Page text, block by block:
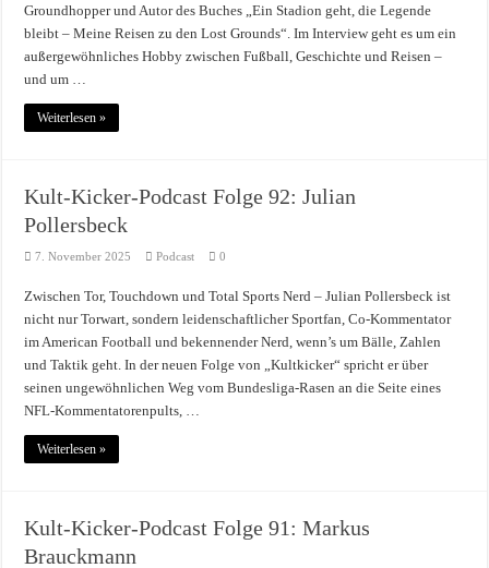
Groundhopper und Autor des Buches „Ein Stadion geht, die Legende
bleibt – Meine Reisen zu den Lost Grounds“. Im Interview geht es um ein
außergewöhnliches Hobby zwischen Fußball, Geschichte und Reisen –
und um …
Weiterlesen »
Kult-Kicker-Podcast Folge 92: Julian
Pollersbeck
7. November 2025 Podcast 0
Zwischen Tor, Touchdown und Total Sports Nerd – Julian Pollersbeck ist
nicht nur Torwart, sondern leidenschaftlicher Sportfan, Co-Kommentator
im American Football und bekennender Nerd, wenn’s um Bälle, Zahlen
und Taktik geht. In der neuen Folge von „Kultkicker“ spricht er über
seinen ungewöhnlichen Weg vom Bundesliga-Rasen an die Seite eines
NFL-Kommentatorenpults, …
Weiterlesen »
Kult-Kicker-Podcast Folge 91: Markus
Brauckmann